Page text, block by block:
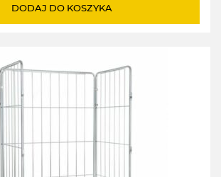
wynosiła:
wynosi:
DODAJ DO KOSZYKA